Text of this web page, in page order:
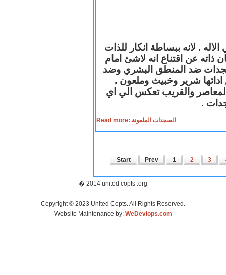
. لانه ببساطة انكار للذات
ذاته عن اقتناع انه لاشئ امام
ضد المنطق البشري وضد
ادائها شرير وخبيث وملعون .
المعاصر والقريب تعكس الي اي
.
Read more: السجدات الملعونة
Start Prev 1 2 3
� 2014 united copts .org
Copyright © 2023 United Copts. All Rights Reserved.
Website Maintenance by: WeDevlops.com